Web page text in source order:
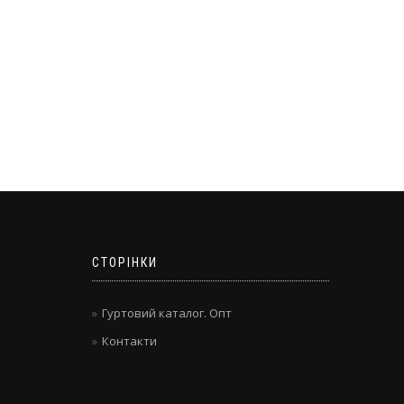
СТОРІНКИ
Гуртовий каталог. Опт
Контакти